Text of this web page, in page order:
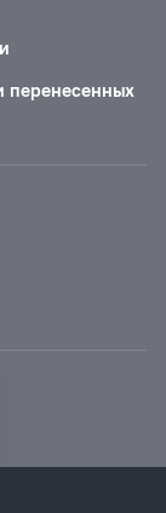
перенесенных